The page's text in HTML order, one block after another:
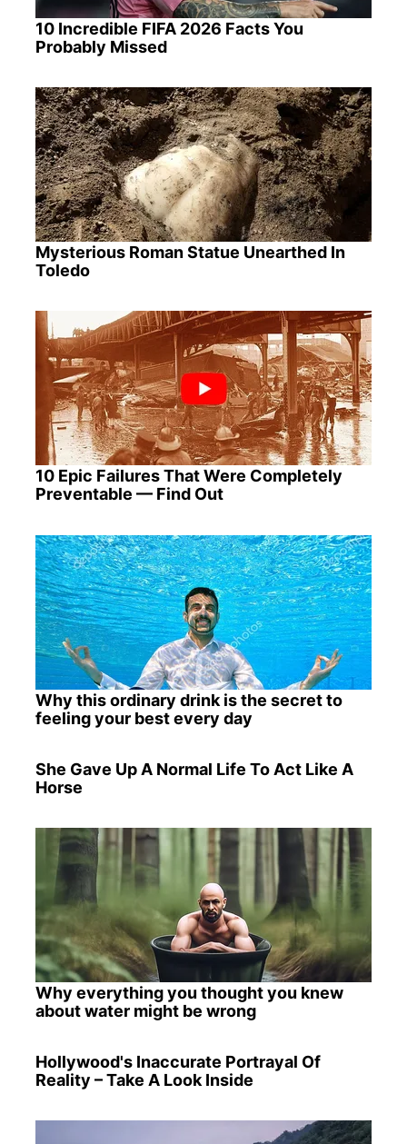
10 Incredible FIFA 2026 Facts You
Probably Missed
Mysterious Roman Statue Unearthed In
Toledo
10 Epic Failures That Were Completely
Preventable — Find Out
Why this ordinary drink is the secret to
feeling your best every day
She Gave Up A Normal Life To Act Like A
Horse
Why everything you thought you knew
about water might be wrong
Hollywood's Inaccurate Portrayal Of
Reality – Take A Look Inside